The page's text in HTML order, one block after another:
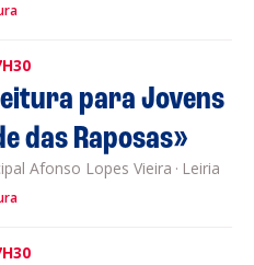
para Jovens
das Raposas»
Afonso Lopes Vieira · Leiria